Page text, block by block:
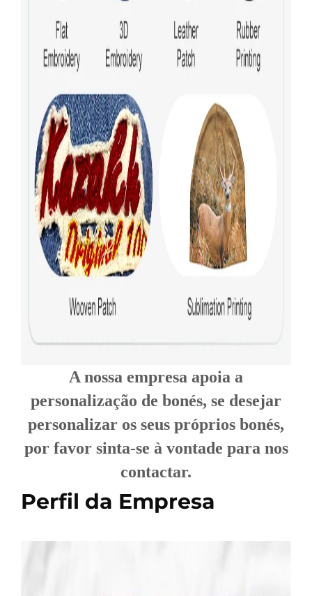
A nossa empresa apoia a
personalização de bonés, se desejar
personalizar os seus próprios bonés,
por favor sinta-se à vontade para nos
contactar.
Perfil da Empresa